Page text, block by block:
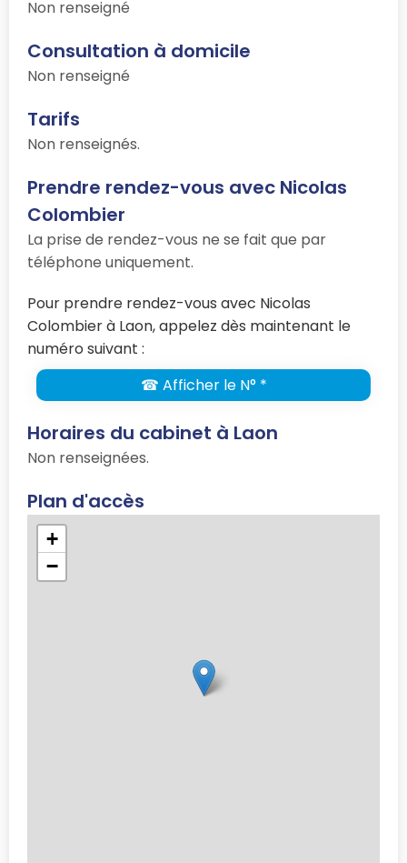
Non renseigné
Consultation à domicile
Non renseigné
Tarifs
Non renseignés.
Prendre rendez-vous avec Nicolas
Colombier
La prise de rendez-vous ne se fait que par
téléphone uniquement.
Pour prendre rendez-vous avec Nicolas
Colombier à Laon, appelez dès maintenant le
numéro suivant :
☎ Afficher le N° *
Horaires du cabinet à Laon
Non renseignées.
Plan d'accès
+
−